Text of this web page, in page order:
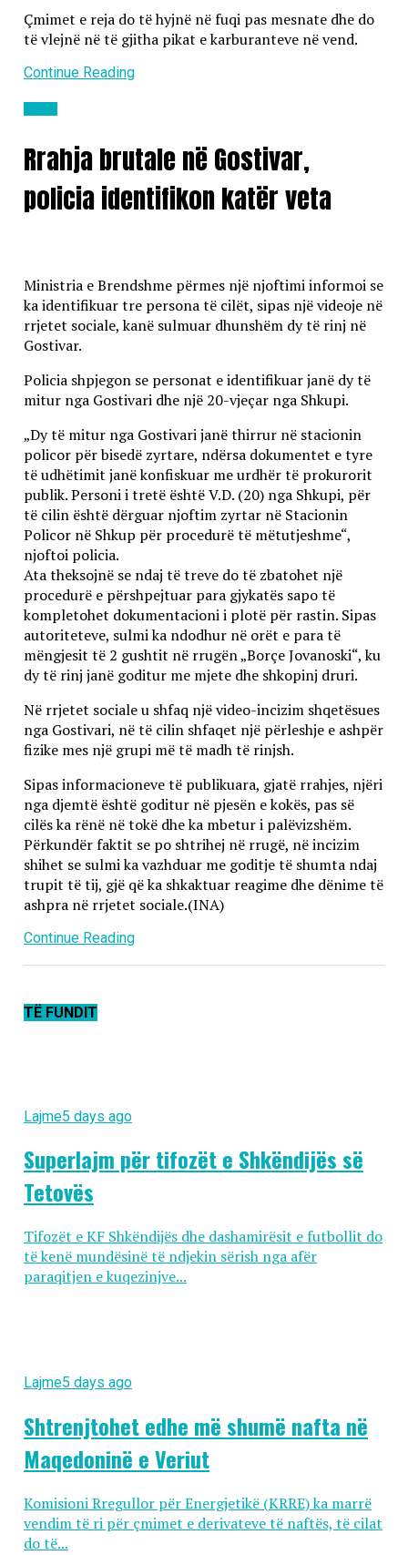
Çmimet e reja do të hyjnë në fuqi pas mesnate dhe do
të vlejnë në të gjitha pikat e karburanteve në vend.
Continue Reading
Rrahja brutale në Gostivar,
policia identifikon katër veta
Ministria e Brendshme përmes një njoftimi informoi se
ka identifikuar tre persona të cilët, sipas një videoje në
rrjetet sociale, kanë sulmuar dhunshëm dy të rinj në
Gostivar.
Policia shpjegon se personat e identifikuar janë dy të
mitur nga Gostivari dhe një 20-vjeçar nga Shkupi.
„Dy të mitur nga Gostivari janë thirrur në stacionin
policor për bisedë zyrtare, ndërsa dokumentet e tyre
të udhëtimit janë konfiskuar me urdhër të prokurorit
publik. Personi i tretë është V.D. (20) nga Shkupi, për
të cilin është dërguar njoftim zyrtar në Stacionin
Policor në Shkup për procedurë të mëtutjeshme“,
njoftoi policia.
Ata theksojnë se ndaj të treve do të zbatohet një
procedurë e përshpejtuar para gjykatës sapo të
kompletohet dokumentacioni i plotë për rastin. Sipas
autoriteteve, sulmi ka ndodhur në orët e para të
mëngjesit të 2 gushtit në rrugën „Borçe Jovanoski“, ku
dy të rinj janë goditur me mjete dhe shkopinj druri.
Në rrjetet sociale u shfaq një video-incizim shqetësues
nga Gostivari, në të cilin shfaqet një përleshje e ashpër
fizike mes një grupi më të madh të rinjsh.
Sipas informacioneve të publikuara, gjatë rrahjes, njëri
nga djemtë është goditur në pjesën e kokës, pas së
cilës ka rënë në tokë dhe ka mbetur i palëvizshëm.
Përkundër faktit se po shtrihej në rrugë, në incizim
shihet se sulmi ka vazhduar me goditje të shumta ndaj
trupit të tij, gjë që ka shkaktuar reagime dhe dënime të
ashpra në rrjetet sociale.(INA)
Continue Reading
TË FUNDIT
Lajme5 days ago
Superlajm për tifozët e Shkëndijës së
Tetovës
Tifozët e KF Shkëndijës dhe dashamirësit e futbollit do
të kenë mundësinë të ndjekin sërish nga afër
paraqitjen e kuqezinjve...
Lajme5 days ago
Shtrenjtohet edhe më shumë nafta në
Maqedoninë e Veriut
Komisioni Rregullor për Energjetikë (KRRE) ka marrë
vendim të ri për çmimet e derivateve të naftës, të cilat
do të...